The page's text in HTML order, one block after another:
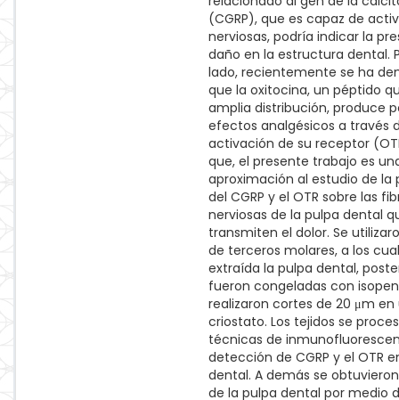
(CGRP), que es capaz de
nerviosas, podría indicar la
daño en la estructura dental.
lado, recientemente se ha
que la oxitocina, un péptido
amplia distribución, produce
efectos analgésicos a través
activación de su receptor
que, el presente trabajo es
aproximación al estudio de la
del CGRP y el OTR sobre las
nerviosas de la pulpa dental
transmiten el dolor. Se
de terceros molares, a los
extraída la pulpa dental,
fueron congeladas con
realizaron cortes de 20 μm en
criostato. Los tejidos se
técnicas de
detección de CGRP y el OTR
dental. A demás se
de la pulpa dental por medio